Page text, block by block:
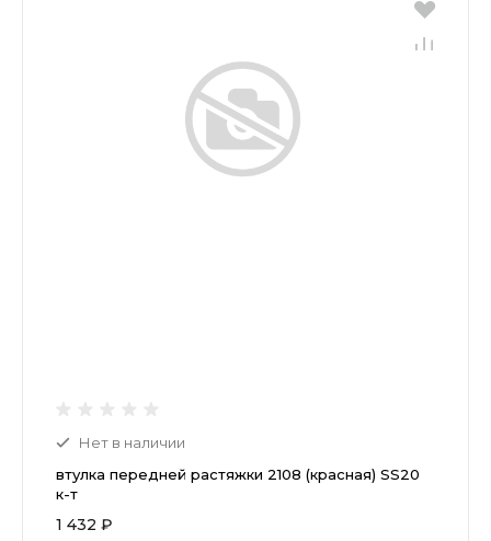
Нет в наличии
втулка передней растяжки 2108 (красная) SS20
к-т
1 432 ₽